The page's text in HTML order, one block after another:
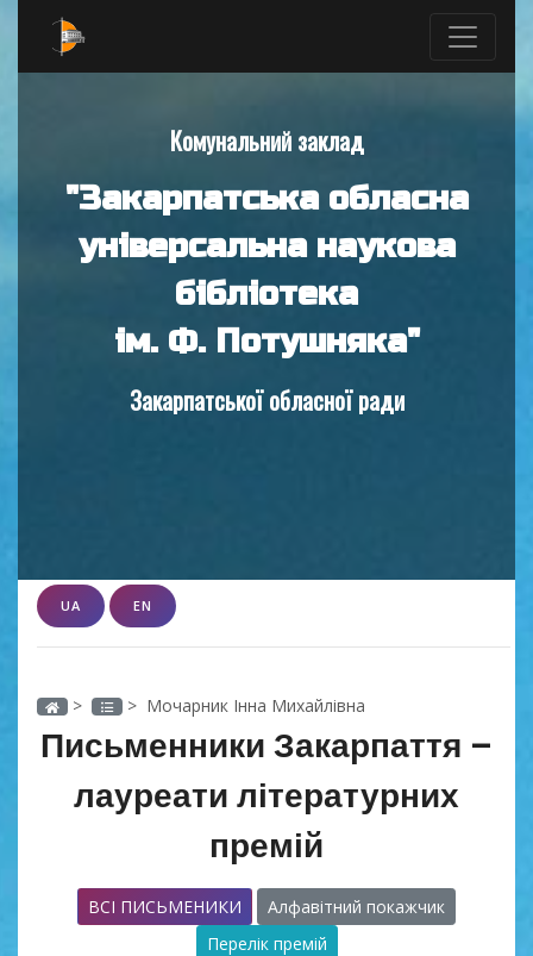
Комунальний заклад
"Закарпатська обласна
універсальна наукова
бібліотека
ім. Ф. Потушняка"
Закарпатської обласної ради
UA EN
> > Мочарник Інна Михайлівна
Письменники Закарпаття –
лауреати літературних
премій
ВСІ ПИСЬМЕНИКИ
Алфавітний покажчик
Перелік премій